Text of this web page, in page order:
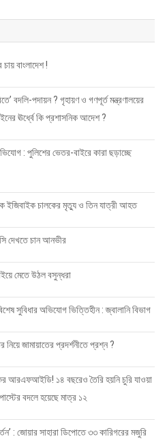
বাংলাদেশ !
বদলি-পদায়ন ? গৃহায়ণ ও গণপূর্ত মন্ত্রণালয়ের
ঊর্ধ্বে কি প্রশাসনিক আদেশ ?
: পুলিশের ভেতর-বাইরে কারা ছড়াচ্ছে
ইজিবাইক চালকের মৃত্যু ও তিন যাত্রী আহত
দেখতে চান আনভীর
মেতে উঠল বসুন্ধরা
সুবিধার অভিযোগ ভিত্তিহীন : জ্বালানি বিভাগ
জামায়াতের প্রদর্শনীতে প্রশ্ন ?
আরএফআইডি! ১৪ বছরেও তৈরি হয়নি চুরি যাওয়া
বদলে হয়েছে মাত্র ১২
: জোয়ার সাহারা ডিপোতে ৩৩ কারিগরের মজুরি